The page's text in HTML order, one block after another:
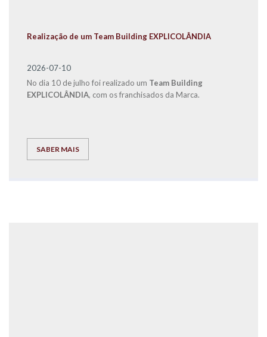
Realização de um Team Building EXPLICOLÂNDIA
2026-07-10
No dia 10 de julho foi realizado um Team Building
EXPLICOLÂNDIA, com os franchisados da Marca.
SABER MAIS